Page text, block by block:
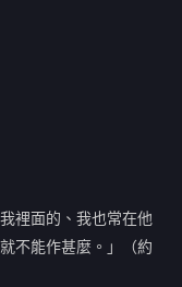
裡面的、我也常在他
不能作甚麼。」（約